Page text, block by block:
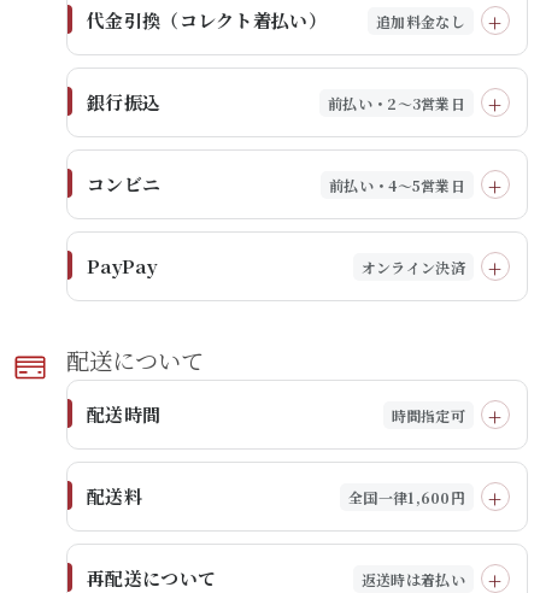
代金引換（コレクト着払い） 追加料金なし
銀行振込 前払い・2～3営業日
コンビニ 前払い・4～5営業日
PayPay オンライン決済
配送に​ついて​
配送時間 時間指定可
配送料 全国一律1,600円
再配送について 返送時は着払い